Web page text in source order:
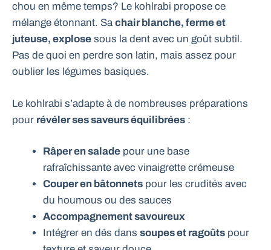
chou en même temps? Le kohlrabi propose ce
mélange étonnant. Sachair blanche, ferme et
juteuse, explose sous la dent avec un goût subtil.
Pas de quoi en perdre son latin, mais assez pour
oublier les légumes basiques.
Le kohlrabi s’adapte à de nombreuses préparations
pour révéler ses saveurs équilibrées :
Râper en salade pour une base
rafraîchissante avec vinaigrette crémeuse
Couper en bâtonnets pour les crudités avec
du houmous ou des sauces
Accompagnement savoureux
Intégrer en dés dans soupes et ragoûts pour